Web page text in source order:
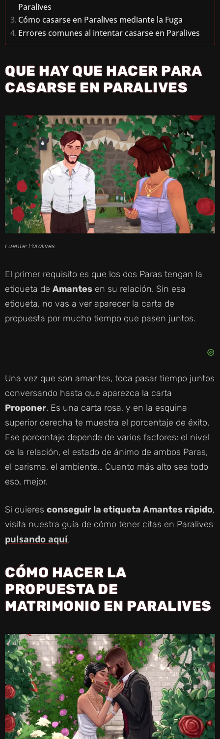
Paralives
Cómo casarse en Paralives mediante la Fuga
Errores comunes al intentar casarse en Paralives
QUE HAY QUE HACER PARA
CASARSE EN PARALIVES
Fuente: Paralives.
El primer requisito es que los dos Paras tengan la
etiqueta de Amantes en su relación. Sin esa
etiqueta, no vas a ver aparecer la carta de
propuesta por mucho tiempo que pasen juntos.
Una vez que son amantes, toca pasar tiempo juntos
conversando hasta que aparezca la carta
Proponer. Es una carta rosa, y en la esquina
superior derecha te muestra el porcentaje de éxito.
Ese porcentaje depende de varios factores: el nivel
de la relación, el estado de ánimo de ambos Paras,
el carisma, el ambiente… Cuanto más alto sea todo
eso, mejor.
Si quieres conseguir la etiqueta Amantes rápido,
visita nuestra guía de cómo tener citas en Paralives
pulsando aquí.
CÓMO HACER LA
PROPUESTA DE
MATRIMONIO EN PARALIVES